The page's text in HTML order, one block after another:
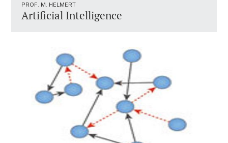
PROF. M. HELMERT
Artificial Intelligence